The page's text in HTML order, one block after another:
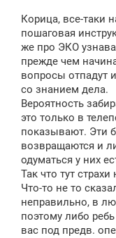
б
щ
н
и
Корица, все-таки
пошаговая
же про ЭКО
прежде чем
вопросы отпадут
со знанием дела.
Вероятность
это только в
показывают. Эти
возвращаются и
одуматься у них
Так что тут
Что-то не то
неправильно, в
поэтому либо
вас под предв.